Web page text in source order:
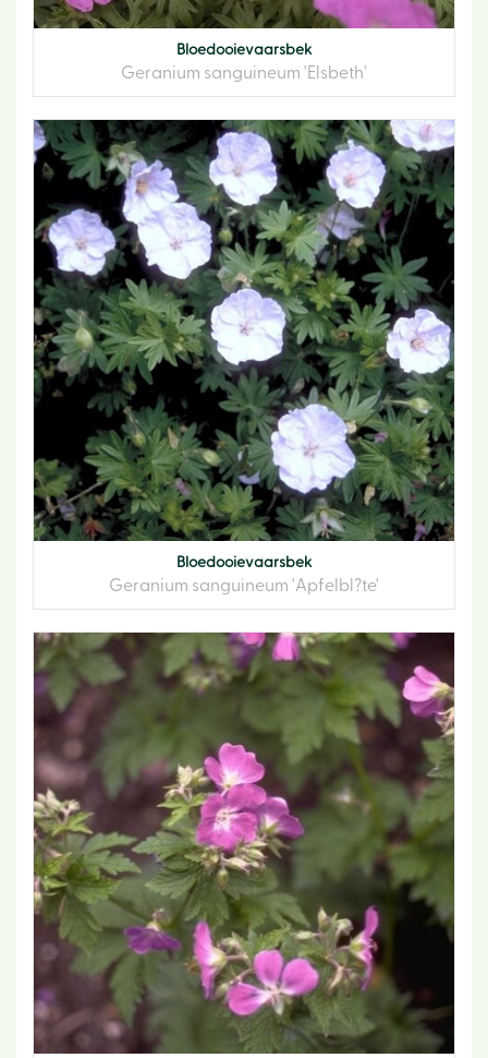
Bloedooievaarsbek
Geranium sanguineum 'Elsbeth'
Bloedooievaarsbek
Geranium sanguineum 'Apfelbl?te'